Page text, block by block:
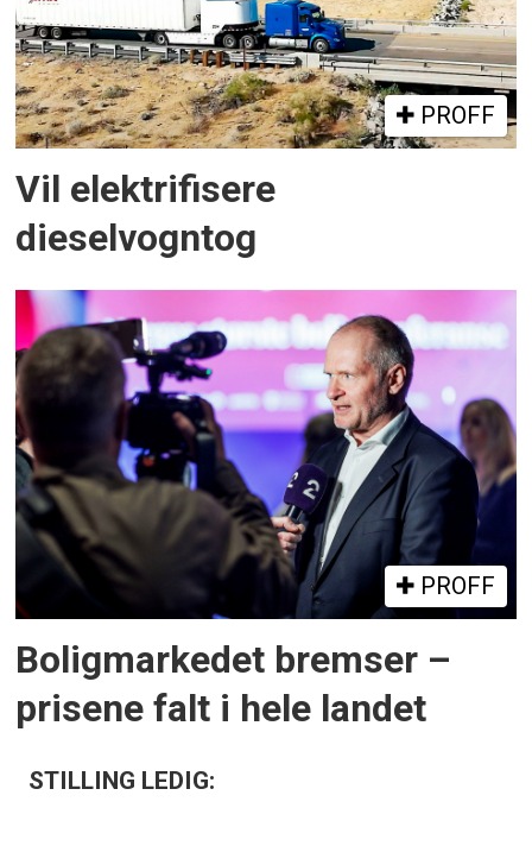
PROFF
Vil elektrifisere
dieselvogntog
PROFF
Boligmarkedet bremser –
prisene falt i hele landet
STILLING LEDIG: